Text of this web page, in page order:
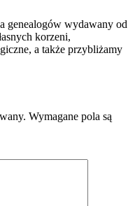
genealogów wydawany od
korzeni,
a także przybliżamy
Wymagane pola są